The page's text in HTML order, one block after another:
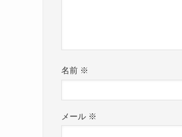
名前 ※
メール ※